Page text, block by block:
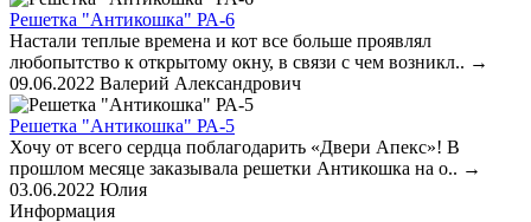
Решетка "Антикошка" РА-6
Настали теплые времена и кот все больше проявлял
любопытство к открытому окну, в связи с чем возникл.. →
09.06.2022 Валерий Александрович
Решетка "Антикошка" РА-5
Хочу от всего сердца поблагодарить «Двери Апекс»! В
прошлом месяце заказывала решетки Антикошка на о.. →
03.06.2022 Юлия
Информация